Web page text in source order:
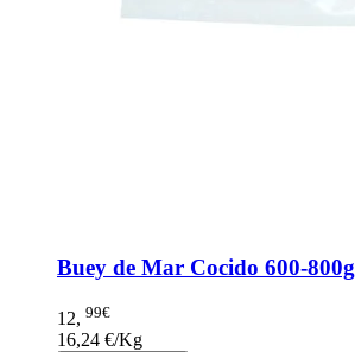
Buey de Mar Cocido 600-800g
12, 99€
16,24 €/Kg